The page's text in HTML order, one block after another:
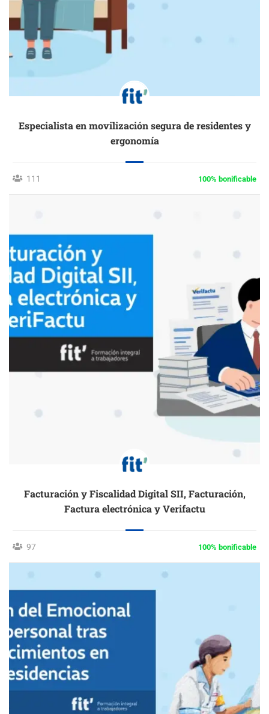
Especialista en movilización segura de residentes y
ergonomía
111 100% bonificable
Facturación y Fiscalidad Digital SII, Facturación,
Factura electrónica y Verifactu
97 100% bonificable